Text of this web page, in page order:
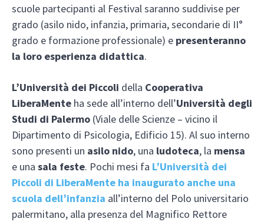
scuole partecipanti al Festival saranno suddivise per
grado (asilo nido, infanzia, primaria, secondarie di II°
grado e formazione professionale) e presenteranno
la loro esperienza didattica.
L’Università dei Piccoli della Cooperativa
LiberaMente ha sede all’interno dell’Università degli
Studi di Palermo (Viale delle Scienze – vicino il
Dipartimento di Psicologia, Edificio 15). Al suo interno
sono presenti un asilo nido, una ludoteca, la mensa
e una sala feste. Pochi mesi fa L’Università dei
Piccoli di LiberaMente ha inaugurato anche una
scuola dell’infanzia all’interno del Polo universitario
palermitano, alla presenza del Magnifico Rettore